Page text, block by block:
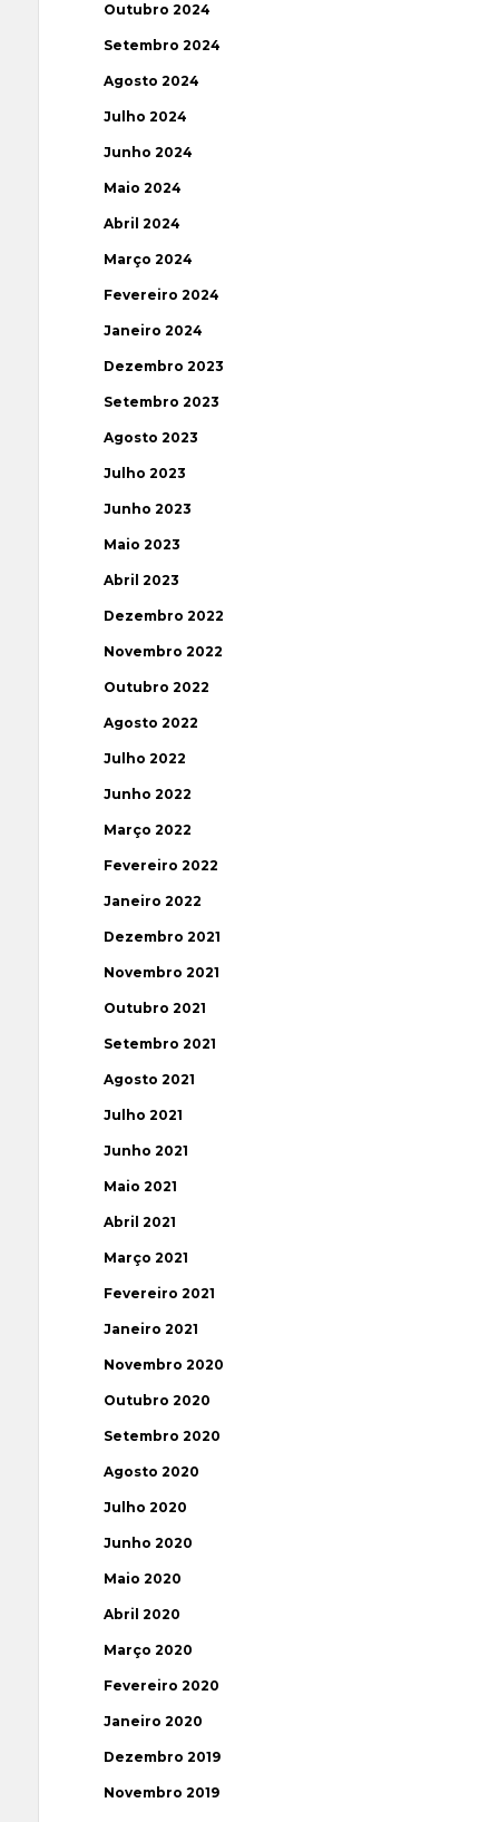
Outubro 2024
Setembro 2024
Agosto 2024
Julho 2024
Junho 2024
Maio 2024
Abril 2024
Março 2024
Fevereiro 2024
Janeiro 2024
Dezembro 2023
Setembro 2023
Agosto 2023
Julho 2023
Junho 2023
Maio 2023
Abril 2023
Dezembro 2022
Novembro 2022
Outubro 2022
Agosto 2022
Julho 2022
Junho 2022
Março 2022
Fevereiro 2022
Janeiro 2022
Dezembro 2021
Novembro 2021
Outubro 2021
Setembro 2021
Agosto 2021
Julho 2021
Junho 2021
Maio 2021
Abril 2021
Março 2021
Fevereiro 2021
Janeiro 2021
Novembro 2020
Outubro 2020
Setembro 2020
Agosto 2020
Julho 2020
Junho 2020
Maio 2020
Abril 2020
Março 2020
Fevereiro 2020
Janeiro 2020
Dezembro 2019
Novembro 2019